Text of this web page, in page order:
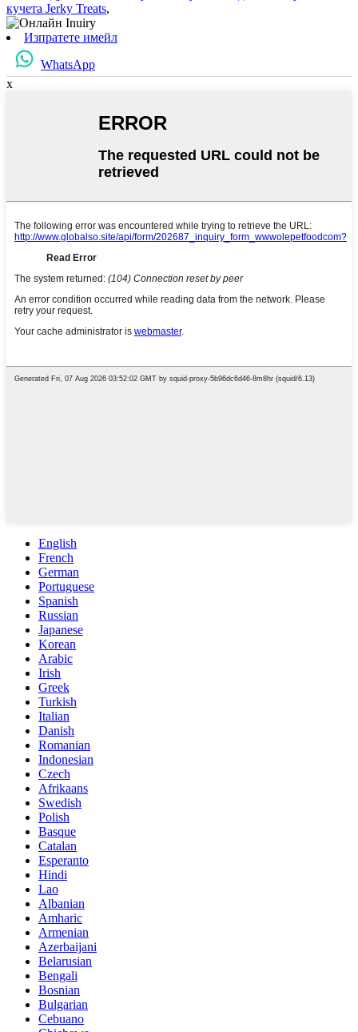
кучета Jerky Treats,
Изпратете имейл
WhatsApp
x
English
French
German
Portuguese
Spanish
Russian
Japanese
Korean
Arabic
Irish
Greek
Turkish
Italian
Danish
Romanian
Indonesian
Czech
Afrikaans
Swedish
Polish
Basque
Catalan
Esperanto
Hindi
Lao
Albanian
Amharic
Armenian
Azerbaijani
Belarusian
Bengali
Bosnian
Bulgarian
Cebuano